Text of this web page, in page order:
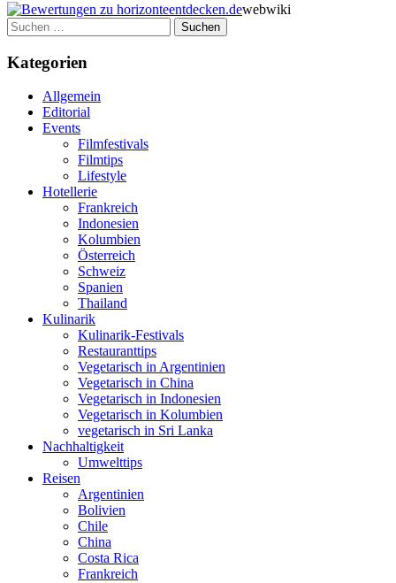
webwiki
Suchen
nach:
Kategorien
Allgemein
Editorial
Events
Filmfestivals
Filmtips
Lifestyle
Hotellerie
Frankreich
Indonesien
Kolumbien
Österreich
Schweiz
Spanien
Thailand
Kulinarik
Kulinarik-Festivals
Restauranttips
Vegetarisch in Argentinien
Vegetarisch in China
Vegetarisch in Indonesien
Vegetarisch in Kolumbien
vegetarisch in Sri Lanka
Nachhaltigkeit
Umwelttips
Reisen
Argentinien
Bolivien
Chile
China
Costa Rica
Frankreich